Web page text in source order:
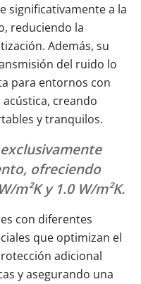
significativamente a la
reduciendo la
Además, su
del ruido lo
para entornos con
creando
y tranquilos.
ofreciendo
m²K y 1.0 W/m²K.
con diferentes
que optimizan el
adicional
y asegurando una